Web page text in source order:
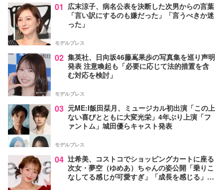
01 広末涼子、病名公表を決断した次男からの言葉
「言い訳にするのも嫌だった」「言うべきか迷
った」
モデルプレス
02 集英社、日向坂46藤嶌果歩の写真集を巡り声明
発表 注意喚起も「必要に応じて法的措置を含
む対応を検討」
モデルプレス
03 元ME:I飯田栞月、ミュージカル初出演「この上
ない喜びとともに大変光栄」4年ぶり上演「フ
ァントム」城田優らキャスト発表
モデルプレス
04 辻希美、コストコでショッピングカートに座る
次女・夢空（ゆめあ）ちゃんの姿公開「乗りこ
なしてる感じが可愛すぎ」「成長を感じる」の